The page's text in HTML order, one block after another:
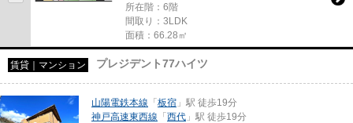
所在階：6階
間取り：3LDK
面積：66.28㎡
賃貸｜マンション プレジデント77ハイツ
山陽電鉄本線 「 板宿 」駅 徒歩19分
神戸高速東西線 「 西代 」駅 徒歩19分